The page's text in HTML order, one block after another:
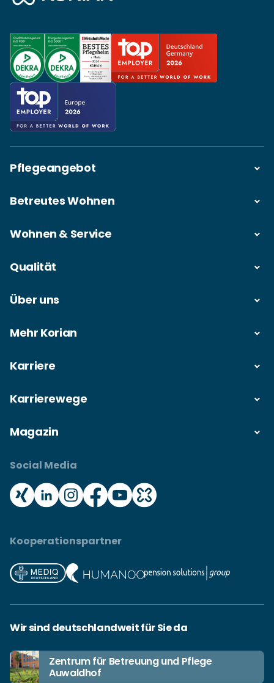
Pflegeangebot
Betreutes Wohnen
Wohnen & Service
Qualität
Über uns
Mehr Korian
Karriere
Karrierewege
Magazin
Social Media
Kooperationspartner
Wir sind deutschlandweit für Sie da
Zentrum für Betreuung und Pflege
Auwaldhof